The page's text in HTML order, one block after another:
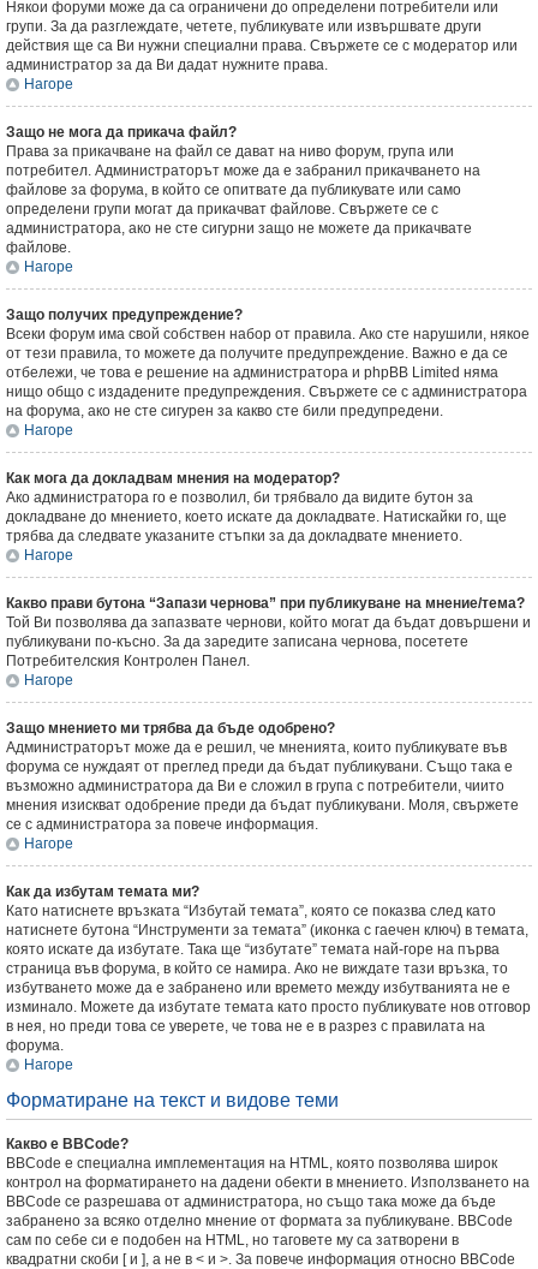
Някои форуми може да са ограничени до определени потребители или
групи. За да разглеждате, четете, публикувате или извършвате други
действия ще са Ви нужни специални права. Свържете се с модератор или
администратор за да Ви дадат нужните права.
Нагоре
Защо не мога да прикача файл?
Права за прикачване на файл се дават на ниво форум, група или
потребител. Администраторът може да е забранил прикачването на
файлове за форума, в който се опитвате да публикувате или само
определени групи могат да прикачват файлове. Свържете се с
администратора, ако не сте сигурни защо не можете да прикачвате
файлове.
Нагоре
Защо получих предупреждение?
Всеки форум има свой собствен набор от правила. Ако сте нарушили, някое
от тези правила, то можете да получите предупреждение. Важно е да се
отбележи, че това е решение на администратора и phpBB Limited няма
нищо общо с издадените предупреждения. Свържете се с администратора
на форума, ако не сте сигурен за какво сте били предупредени.
Нагоре
Как мога да докладвам мнения на модератор?
Ако администратора го е позволил, би трябвало да видите бутон за
докладване до мнението, което искате да докладвате. Натискайки го, ще
трябва да следвате указаните стъпки за да докладвате мнението.
Нагоре
Какво прави бутона “Запази чернова” при публикуване на мнение/тема?
Той Ви позволява да запазвате чернови, който могат да бъдат довършени и
публикувани по-късно. За да заредите записана чернова, посетете
Потребителския Контролен Панел.
Нагоре
Защо мнението ми трябва да бъде одобрено?
Администраторът може да е решил, че мненията, които публикувате във
форума се нуждаят от преглед преди да бъдат публикувани. Също така е
възможно администратора да Ви е сложил в група с потребители, чиито
мнения изискват одобрение преди да бъдат публикувани. Моля, свържете
се с администратора за повече информация.
Нагоре
Как да избутам темата ми?
Като натиснете връзката “Избутай темата”, която се показва след като
натиснете бутона “Инструменти за темата” (иконка с гаечен ключ) в темата,
която искате да избутате. Така ще “избутате” темата най-горе на първа
страница във форума, в който се намира. Ако не виждате тази връзка, то
избутването може да е забранено или времето между избутванията не е
изминало. Можете да избутате темата като просто публикувате нов отговор
в нея, но преди това се уверете, че това не е в разрез с правилата на
форума.
Нагоре
Форматиране на текст и видове теми
Какво е BBCode?
BBCode е специална имплементация на HTML, която позволява широк
контрол на форматирането на дадени обекти в мнението. Използването на
BBCode се разрешава от администратора, но също така може да бъде
забранено за всяко отделно мнение от формата за публикуване. BBCode
сам по себе си е подобен на HTML, но таговете му са затворени в
квадратни скоби [ и ], а не в < и >. За повече информация относно BBCode